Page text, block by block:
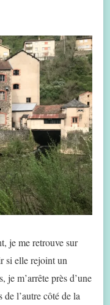
je me retrouve sur
si elle rejoint un
je m’arrête près d’une
l’autre côté de la